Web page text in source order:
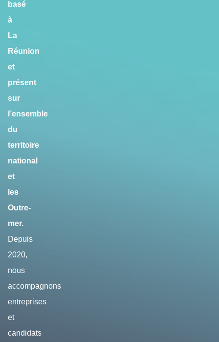
basé
à
La
Réunion
et
présent
sur
l’ensemble
du
territoire
national
et
les
Outre-
mer.
Depuis
2020,
nous
accompagnons
entreprises
et
candidats